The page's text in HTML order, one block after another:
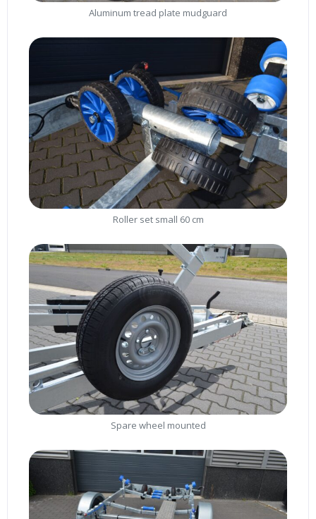
Aluminum tread plate mudguard
Roller set small 60 cm
Spare wheel mounted